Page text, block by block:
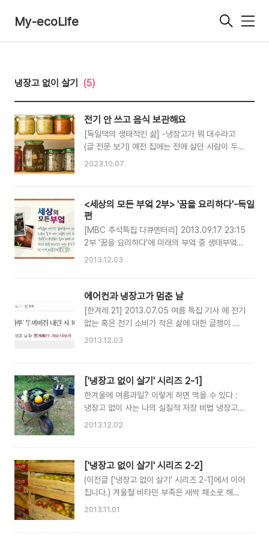
My-ecoLife
메
냉장고 없이 살기 (5)
전기 안 쓰고 음식 보관해요
[독일댁의 생태적인 삶] -냉장고가 뭐 대수라고
(글 전문 보기) 예전 집에는 전에 살던 사람이 두고
간 한 칸짜리 미니 냉장고가 있었다. 그러나 3년간
서늘한 곳을 활용하거나 병조림하는 방법으로 음
식을 잘 보관할 수 있다. 글 _ 사진 김미수 서늘한
공간만 있으면 충분해 내가 독일로 온 2005년,
남편도 그때까지 살던 학생 공동 주거지를 벗어나
우리 부부는 우리 둘만의 셋집에 살게 됐다. 그래
없이 살아 보자고 대뜸 제안했다. 당시 냉장고를
문명화된 부엌의 대..
2023.10.07
<세상의 모든 부엌 2부> '꿈을 요리하다'-독일
편
[MBC 추석특집 다큐멘터리] 2013.09.17 23:15
2부 '꿈을 요리하다'에 미래의 부엌 중 생태부엌의
한 예로 저희 집이 소개되었습니다. 건강한 독일식
의 텃밭 모습 등이 카메라에 담겨졌습니다. 다음은
MBC 홈페이지에 소개된 요약글입니다. ▶ 독일,
‘에너지 제로’를 꿈꾸는 친환경 부엌 녹색산업의
약하고, 생태적인 삶을 지향하는 친환경 공동체가
데, 바로 한국인 미수 씨와 다니엘 부부가 그 주인
공이다. 독일식 지하 냉장고 ‘켈러’와 직접 만든 수
십 가지 병..
2013.12.03
에어컨과 냉장고가 멈춘 날
[한겨레 21] 2013.07.05 여름 특집 기사 에 전기
없는 혹은 전기 소비가 적은 삶에 대한 글쟁이 짧
은 인터뷰가 실렸습니다. 자연농을 하시는 글쟁이
다음은 한겨레 21에 실린 기사를 발췌한 내용입니
다. ▶ 우리의 하루가 덜 반짝이겠지만, 더 건강하
게 지속될 수 있는 방법을 찾아서 “도시에서 전기
없는 삶이 가능할까요?” 강원도 홍천에 사는 번역
산에 살면서 TV와 냉장고 없이 지냈다. “서울에
있는 빌딩을 부수고 나무를 심으면 되지요.” 틀린
이야기는 아니다...
2013.12.03
['냉장고 없이 살기' 시리즈 2-1]
한겨울에 여름과일? 이렇게 하면 먹을 수 있다 :
냉장고 없이 사는 나의 실질적 저장 비법 냉장고
없이 살기란 주제로 처음 글을 쓸 때도 미루고 미
MBC 다큐멘터리 촬영팀이 우리 집을 방문 하기
도 했다. '아니, 몇 년 전에 쓴 글 하나로 너무 우려
먹는 거 아니야?'라는 생각이 살짝 들기도 했지만,
한국에서 생태적인 삶, 에너지를 적게 소비하는 생
2013.12.02
['냉장고 없이 살기' 시리즈 2-2]
(이전글 ['냉장고 없이 살기' 시리즈 2-1]에서 이어
집니다.) 겨울철 비타민 부족은 새싹 채소로 해결
하자 : 가을걷이 저장과 생태적인 싱싱한 겨울 채
2013.11.01